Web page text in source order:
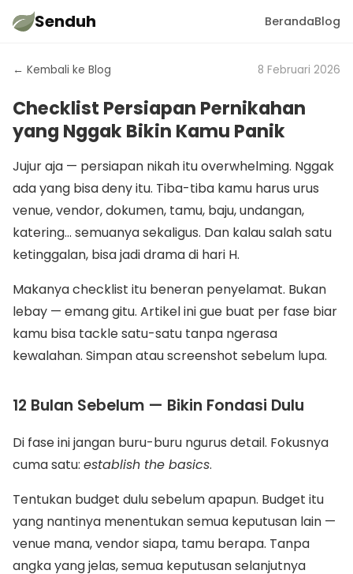
Senduh BerandaBlog
← Kembali ke Blog 8 Februari 2026
Checklist Persiapan Pernikahan
yang Nggak Bikin Kamu Panik
Jujur aja — persiapan nikah itu overwhelming. Nggak
ada yang bisa deny itu. Tiba-tiba kamu harus urus
venue, vendor, dokumen, tamu, baju, undangan,
katering... semuanya sekaligus. Dan kalau salah satu
ketinggalan, bisa jadi drama di hari H.
Makanya checklist itu beneran penyelamat. Bukan
lebay — emang gitu. Artikel ini gue buat per fase biar
kamu bisa tackle satu-satu tanpa ngerasa
kewalahan. Simpan atau screenshot sebelum lupa.
12 Bulan Sebelum — Bikin Fondasi Dulu
Di fase ini jangan buru-buru ngurus detail. Fokusnya
cuma satu: establish the basics.
Tentukan budget dulu sebelum apapun. Budget itu
yang nantinya menentukan semua keputusan lain —
venue mana, vendor siapa, tamu berapa. Tanpa
angka yang jelas, semua keputusan selanjutnya